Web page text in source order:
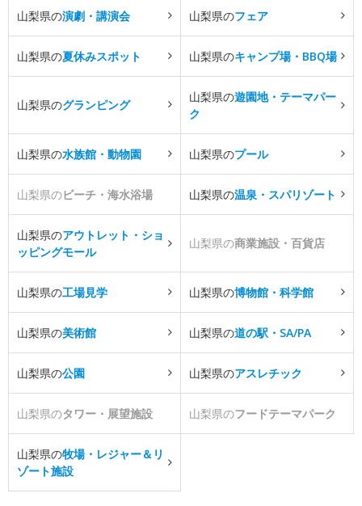
山梨県の演劇・講演会 山梨県のフェア
山梨県の夏休みスポット 山梨県のキャンプ場・BBQ場
山梨県のグランピング
山梨県の遊園地・テーマパー
ク
山梨県の水族館・動物園 山梨県のプール
山梨県のビーチ・海水浴場 山梨県の温泉・スパリゾート
山梨県のアウトレット・ショ
ッピングモール
山梨県の商業施設・百貨店
山梨県の工場見学 山梨県の博物館・科学館
山梨県の美術館 山梨県の道の駅・SA/PA
山梨県の公園 山梨県のアスレチック
山梨県のタワー・展望施設 山梨県のフードテーマパーク
山梨県の牧場・レジャー＆リ
ゾート施設